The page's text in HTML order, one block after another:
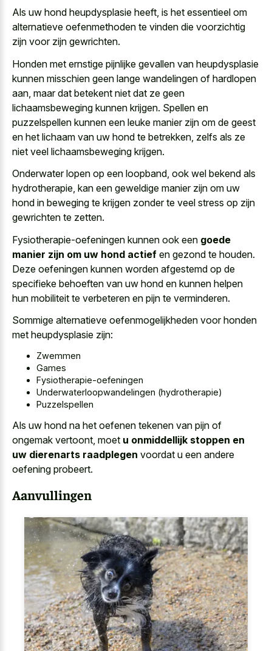
Als uw hond heupdysplasie heeft, is het essentieel om
alternatieve oefenmethoden te vinden die voorzichtig
zijn voor zijn gewrichten.
Honden met ernstige pijnlijke gevallen van heupdysplasie
kunnen misschien geen lange wandelingen of hardlopen
aan, maar dat betekent niet dat ze geen
lichaamsbeweging kunnen krijgen. Spellen en
puzzelspellen kunnen een leuke manier zijn om de geest
en het lichaam van uw hond te betrekken, zelfs als ze
niet veel lichaamsbeweging krijgen.
Onderwater lopen op een loopband, ook wel bekend als
hydrotherapie, kan een geweldige manier zijn om uw
hond in beweging te krijgen zonder te veel stress op zijn
gewrichten te zetten.
Fysiotherapie-oefeningen kunnen ook een goede
manier zijn om uw hond actief en gezond te houden.
Deze oefeningen kunnen worden afgestemd op de
specifieke behoeften van uw hond en kunnen helpen
hun mobiliteit te verbeteren en pijn te verminderen.
Sommige alternatieve oefenmogelijkheden voor honden
met heupdysplasie zijn:
Zwemmen
Games
Fysiotherapie-oefeningen
Underwaterloopwandelingen (hydrotherapie)
Puzzelspellen
Als uw hond na het oefenen tekenen van pijn of
ongemak vertoont, moet u onmiddellijk stoppen en
uw dierenarts raadplegen voordat u een andere
oefening probeert.
Aanvullingen